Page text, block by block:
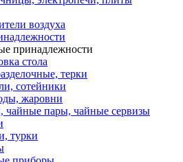
воздуха
принадлежности
стола
терки
сотейники
жаровни
чайные пары, чайные сервизы
турки